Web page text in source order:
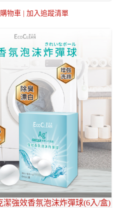
物車 加入追蹤清單
潔強效香氛泡沫炸彈球(6入/盒)